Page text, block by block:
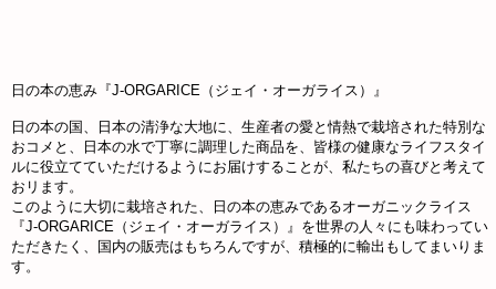
日の本の恵み『J-ORGARICE（ジェイ・オーガライス）』
日の本の国、日本の清浄な大地に、生産者の愛と情熱で栽培された特別な
おコメと、日本の水で丁寧に調理した商品を、皆様の健康なライフスタイ
ルに役立てていただけるようにお届けすることが、私たちの喜びと考えて
おリます。
このように大切に栽培された、日の本の恵みであるオーガニックライス
『J-ORGARICE（ジェイ・オーガライス）』を世界の人々にも味わってい
ただきたく、国内の販売はもちろんですが、積極的に輸出もしてまいりま
す。